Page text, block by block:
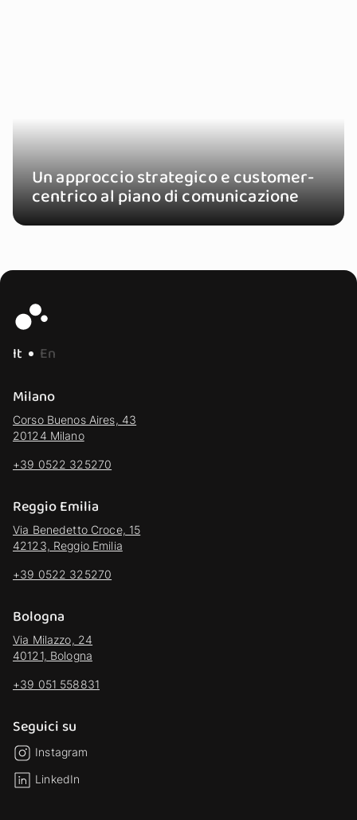
Un approccio strategico e customer-
centrico al piano di comunicazione
It
En
Milano
Corso Buenos Aires, 43
20124 Milano
+39 0522 325270
Reggio Emilia
Via Benedetto Croce, 15
42123, Reggio Emilia
+39 0522 325270
Bologna
Via Milazzo, 24
40121, Bologna
+39 051 558831
Seguici su
Instagram
LinkedIn